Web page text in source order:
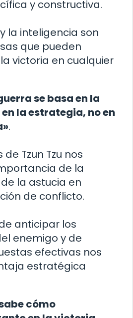
y constructiva.
la inteligencia son
que pueden
victoria en cualquier
se basa en la
la estrategia, no en
.
Tzun Tzu nos
de la
la astucia en
de conflicto.
anticipar los
enemigo y de
efectivas nos
estratégica
cómo